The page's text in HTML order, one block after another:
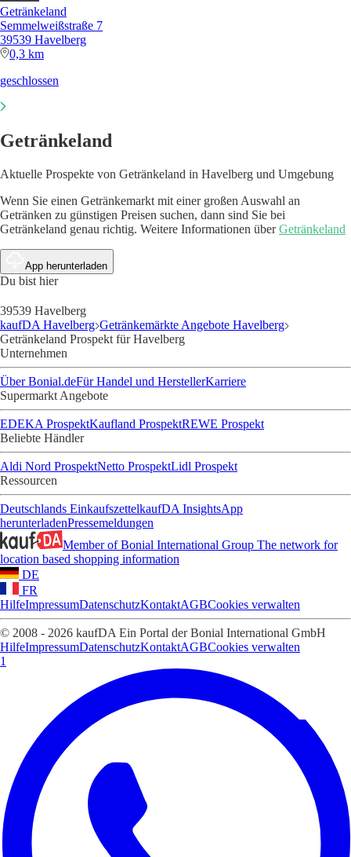
Getränkeland
Semmelweißstraße 7
39539 Havelberg
0,3 km
geschlossen
Getränkeland
Aktuelle Prospekte von Getränkeland in Havelberg und Umgebung
Wenn Sie einen Getränkemarkt mit einer großen Auswahl an
Getränken zu günstigen Preisen suchen, dann sind Sie bei
Getränkeland genau richtig. Weitere Informationen überGetränkeland
App herunterladen
Du bist hier
39539 Havelberg
kaufDA Havelberg Getränkemärkte Angebote Havelberg
Getränkeland Prospekt für Havelberg
Unternehmen
Über Bonial.deFür Handel und HerstellerKarriere
Supermarkt Angebote
EDEKA ProspektKaufland ProspektREWE Prospekt
Beliebte Händler
Aldi Nord ProspektNetto ProspektLidl Prospekt
Ressourcen
Deutschlands EinkaufszettelkaufDA InsightsApp
herunterladenPressemeldungen
Member of Bonial International Group The network for
location based shopping information
DE
FR
HilfeImpressumDatenschutzKontaktAGBCookies verwalten
© 2008 - 2026 kaufDA Ein Portal der Bonial International GmbH
HilfeImpressumDatenschutzKontaktAGBCookies verwalten
1